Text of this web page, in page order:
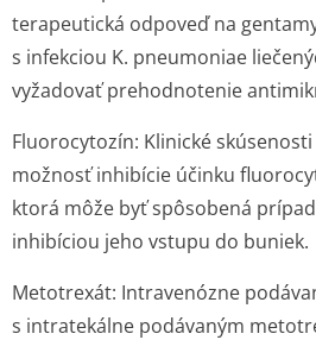
terapeutická odpoveď na
s infekciou K. pneumoniae
vyžadovať prehodnotenie
Fluorocytozín: Klinické
možnosť inhibície účinku
ktorá môže byť spôsobená
inhibíciou jeho vstupu do buniek.
Metotrexát: Intravenózne
s intratekálne podávaným